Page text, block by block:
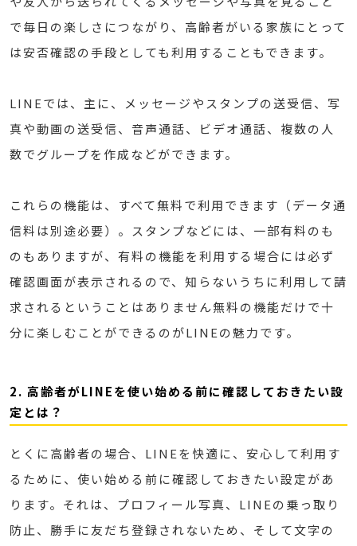
で毎日の楽しさにつながり、高齢者がいる家族にとって
は安否確認の手段としても利用することもできます。
LINEでは、主に、メッセージやスタンプの送受信、写
真や動画の送受信、音声通話、ビデオ通話、複数の人
数でグループを作成などができます。
これらの機能は、すべて無料で利用できます（データ通
信料は別途必要）。スタンプなどには、一部有料のも
のもありますが、有料の機能を利用する場合には必ず
確認画面が表示されるので、知らないうちに利用して請
求されるということはありません無料の機能だけで十
分に楽しむことができるのがLINEの魅力です。
2. 高齢者がLINEを使い始める前に確認しておきたい設
定とは？
とくに高齢者の場合、LINEを快適に、安心して利用す
るために、使い始める前に確認しておきたい設定があ
ります。それは、プロフィール写真、LINEの乗っ取り
防止、勝手に友だち登録されないため、そして文字の